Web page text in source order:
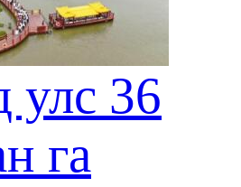
улс 36
га